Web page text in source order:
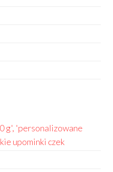
g', 'personalizowane
upominki czek